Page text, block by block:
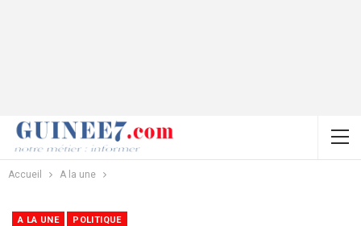
Accueil A la une
A LA UNE POLITIQUE